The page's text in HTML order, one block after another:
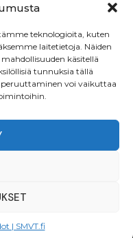
teknologioita, kuten
laitetietoja. Näiden
käsitellä
tunnuksia tällä
voi vaikuttaa
| SMVT.fi
siihen
(1) viikko tilauspäivästä.
ja Vaihteistotuonti